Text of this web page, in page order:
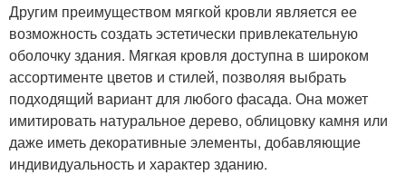
Другим преимуществом мягкой кровли является ее
возможность создать эстетически привлекательную
оболочку здания. Мягкая кровля доступна в широком
ассортименте цветов и стилей, позволяя выбрать
подходящий вариант для любого фасада. Она может
имитировать натуральное дерево, облицовку камня или
даже иметь декоративные элементы, добавляющие
индивидуальность и характер зданию.